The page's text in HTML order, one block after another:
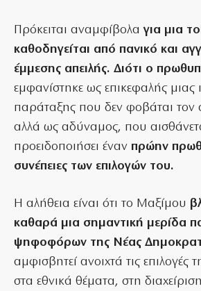
Πρόκειται αναμφίβολα για μια
καθοδηγείται από πανικό και
έμμεσης απειλής. Διότι ο
εμφανίστηκε ως επικεφαλής μιας
παράταξης που δεν φοβάται τον
αλλά ως αδύναμος, που
προειδοποιήσει έναν πρώην
συνέπειες των επιλογών του.
Η αλήθεια είναι ότι το Μαξίμου
καθαρά μια σημαντική μερίδα
ψηφοφόρων της Νέας
αμφισβητεί ανοιχτά τις επιλογές
στα εθνικά θέματα, στη